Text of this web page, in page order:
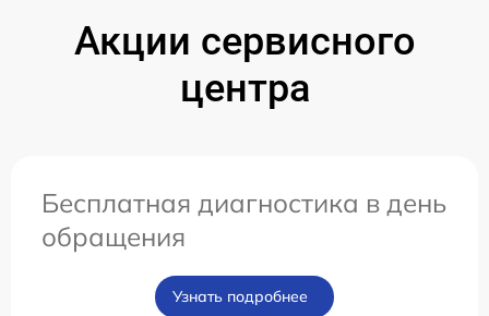
Акции сервисного
центра
Бесплатная диагностика в день
обращения
Узнать подробнее